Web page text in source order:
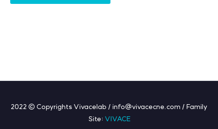
2022 © Copyrights Vivacelab / info@vivacecne.com / Family
Site: VIVACE